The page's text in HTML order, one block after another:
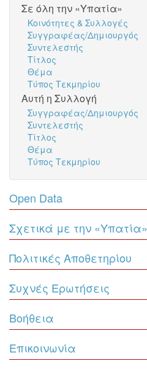
Σε όλη την «Υπατία»
Κοινότητες & Συλλογές
Συγγραφέας/Δημιουργός
Συντελεστής
Τίτλος
Θέμα
Τύπος Τεκμηρίου
Αυτή η Συλλογή
Συγγραφέας/Δημιουργός
Συντελεστής
Τίτλος
Θέμα
Τύπος Τεκμηρίου
Open Data
Σχετικά με την «Υπατία»
Πολιτικές Αποθετηρίου
Συχνές Ερωτήσεις
Βοήθεια
Επικοινωνία